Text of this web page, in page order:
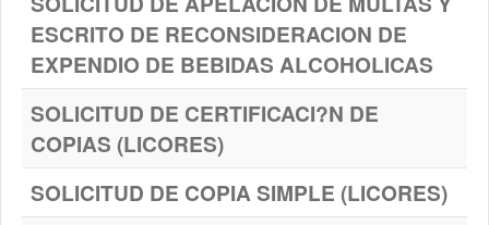
ESCRITO DE RECONSIDERACION DE
EXPENDIO DE BEBIDAS ALCOHOLICAS
SOLICITUD DE CERTIFICACI?N DE
COPIAS (LICORES)
SOLICITUD DE COPIA SIMPLE (LICORES)